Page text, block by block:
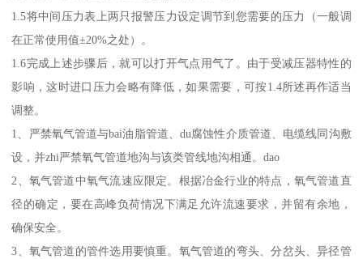
1.5将中间压力表上两只报警压力设定调节到您需要的压力（一般调
在正常使用值±20%之处）。
1.6完成上述步骤后，就可以打开气点用气了。由于受减压器特性的
影响，这时进口压力会略有降低，如果需要，可按1.4所述再作适当
调整。
1、严禁氧气管道与bai油脂管道、du腐蚀性介质管道、电缆线同沟敷
设，并zhi严禁氧气管道地沟与该类管线地沟相通。dao
2、氧气管道中氧气流速应限定。根据冶金行业的特点，氧气管道直
径的确定，要在高峰负荷情况下满足允许流速要求，并留有余地，
确保安全。
3、氧气管道的管件选用要慎重。氧气管道的弯头、分岔头、异径管